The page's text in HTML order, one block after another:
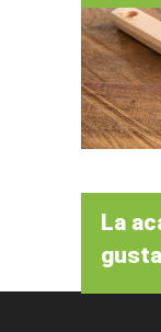
La
gusta